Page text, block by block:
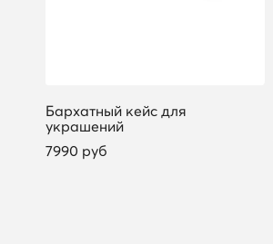
Бархатный кейс для
украшений
7990 руб